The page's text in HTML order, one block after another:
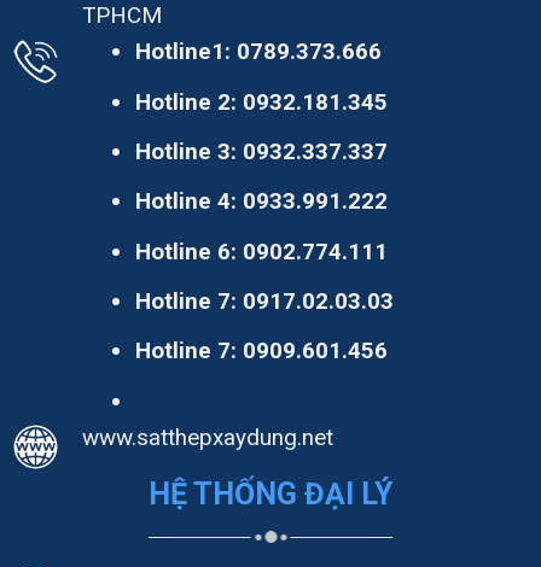
TPHCM
Hotline1: 0789.373.666
Hotline 2: 0932.181.345
Hotline 3: 0932.337.337
Hotline 4: 0933.991.222
Hotline 6: 0902.774.111
Hotline 7: 0917.02.03.03
Hotline 7: 0909.601.456
www.satthepxaydung.net
HỆ THỐNG ĐẠI LÝ